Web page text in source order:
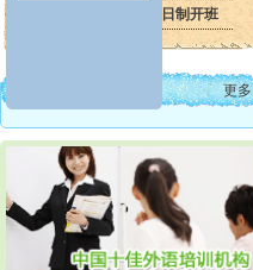
2016年3月韩通全日制开班
更多